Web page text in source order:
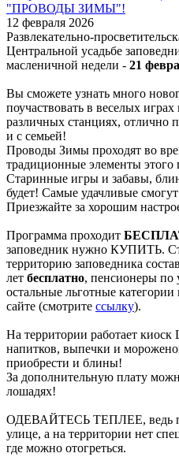
12 февраля 2026
Развлекательно-
Центральной усадьбе
масленичной недели - 21
Вы сможете узнать много
поучаствовать в веселых
различных станциях, отлично
и с семьей!
Проводы Зимы проходят во
традиционные элементы
Старинные игры и забавы,
будет! Самые удачливые
Приезжайте за хорошим
Программа проходит
заповедник нужно КУПИТЬ.
территорию заповедника
лет бесплатно, пенсионеры по
остальные льготные
сайте (смотрите ссылку).
На территории работает
напитков, выпечки и
приобрести и блины!
За дополнительную плату
лошадях!
ОДЕВАЙТЕСЬ ТЕПЛЕЕ, ведь
улице, а на территории нет
где можно отогреться.